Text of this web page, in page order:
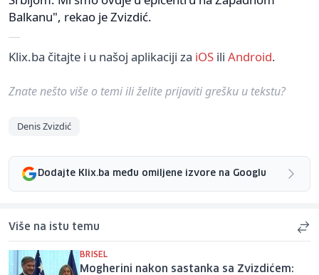
Balkanu", rekao je Zvizdić.
Klix.ba čitajte i u našoj aplikaciji za iOS ili Android.
Znate nešto više o temi ili želite prijaviti grešku u tekstu?
Denis Zvizdić
Dodajte Klix.ba među omiljene izvore na Googlu
Više na istu temu
BRISEL
Mogherini nakon sastanka sa Zvizdićem: